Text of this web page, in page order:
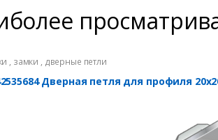
, замки , дверные петли
Дверная петля для профиля